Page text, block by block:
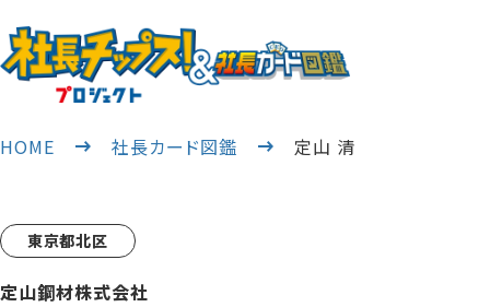
HOME 社長カード図鑑 定山 清
東京都北区
定山鋼材株式会社